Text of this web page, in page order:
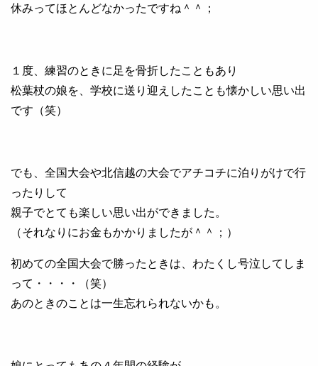
休みってほとんどなかったですね＾＾；
１度、練習のときに足を骨折したこともあり
松葉杖の娘を、学校に送り迎えしたことも懐かしい思い出
です（笑）
でも、全国大会や北信越の大会でアチコチに泊りがけで行
ったりして
親子でとても楽しい思い出ができました。
（それなりにお金もかかりましたが＾＾；）
初めての全国大会で勝ったときは、わたくし号泣してしま
って・・・・（笑）
あのときのことは一生忘れられないかも。